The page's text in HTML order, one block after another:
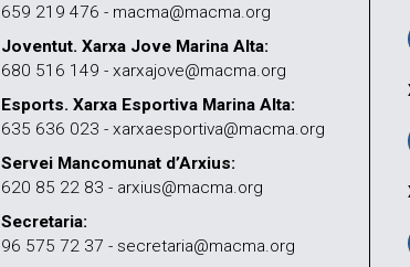
659 219 476 - macma@macma.org
Joventut. Xarxa Jove Marina Alta:
680 516 149 - xarxajove@macma.org
Esports. Xarxa Esportiva Marina Alta:
635 636 023 - xarxaesportiva@macma.org
Servei Mancomunat d’Arxius:
620 85 22 83 - arxius@macma.org
Secretaria:
96 575 72 37 - secretaria@macma.org